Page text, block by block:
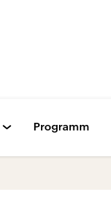
Programm